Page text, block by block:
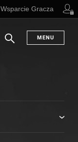
Wsparcie Gracza
MENU